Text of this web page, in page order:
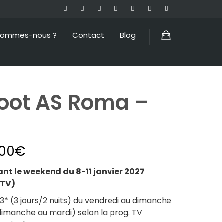
nous ? Contact Blog
AS Roma –
€
le weekend du 8-11 janvier 2027
(3 jours/2 nuits) du vendredi au dimanche
au mardi) selon la prog. TV